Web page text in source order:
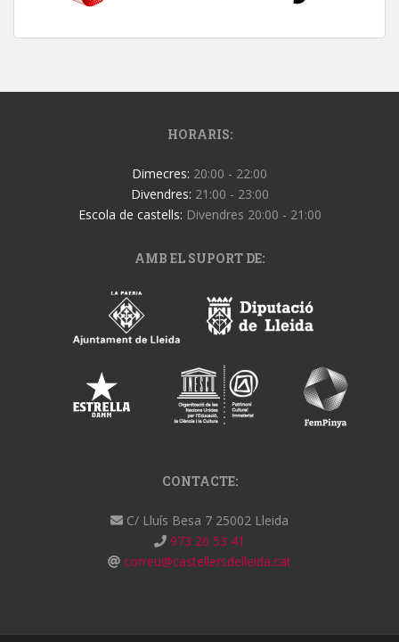
HORARIS:
Dimecres: 20:00 - 22:00
Divendres: 21:00 - 23:00
Escola de castells: Divendres 20:00 - 21:00
AMB EL SUPORT DE:
CONTACTE:
C/ Lluís Besa 7 25002 Lleida
973 26 53 41
correu@castellersdelleida.cat